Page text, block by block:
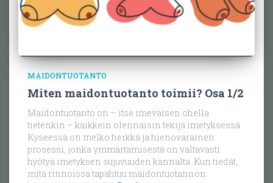
MAIDONTUOTANTO
Miten maidontuotanto toimii? Osa 1/2
Maidontuotanto on – itse imeväisen ohella
tietenkin – kaikkein olennaisin tekijä imetyksessä.
Kyseessä on melko herkkä ja hienovarainen
prosessi, jonka ymmärtämisestä on valtavasti
hyötyä imetyksen sujuvuuden kannalta. Kun tiedät,
mitä rinnoissa tapahtuu maidontuotannon